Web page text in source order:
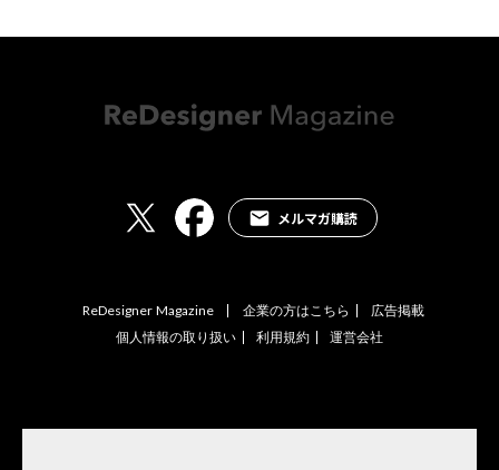
メルマガ購読
ReDesigner Magazine 企業の方はこちら
広告掲載
個人情報の取り扱い
利用規約 運営会社